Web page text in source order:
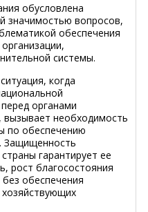
обусловлена
значимостью вопросов,
обеспечения
системы.
когда
органами
вызывает необходимость
по обеспечению
Защищенность
гарантирует ее
рост благосостояния
обеспечения